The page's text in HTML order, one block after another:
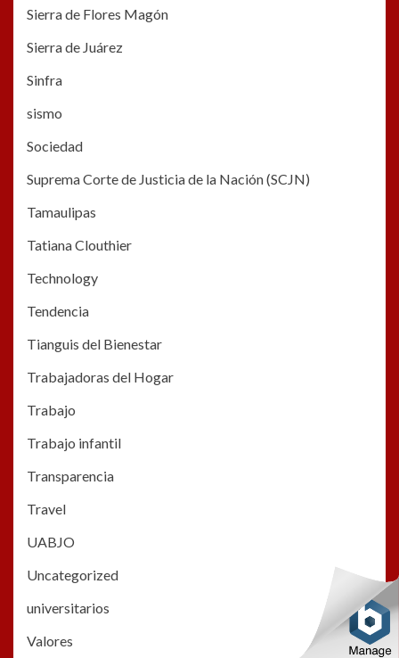
Sierra de Flores Magón
Sierra de Juárez
Sinfra
sismo
Sociedad
Suprema Corte de Justicia de la Nación (SCJN)
Tamaulipas
Tatiana Clouthier
Technology
Tendencia
Tianguis del Bienestar
Trabajadoras del Hogar
Trabajo
Trabajo infantil
Transparencia
Travel
UABJO
Uncategorized
universitarios
Valores